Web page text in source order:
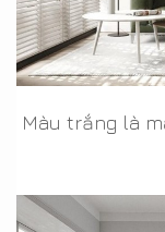
Màu trắng là